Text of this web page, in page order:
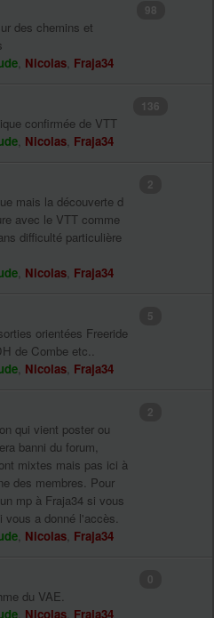
des chemins et
, Nicolas, Fraja34
98
confirmée de VTT
, Nicolas, Fraja34
136
mais la découverte d
avec le VTT comme
difficulté particulière
, Nicolas, Fraja34
2
orientées Freeride
de Combe etc..
, Nicolas, Fraja34
5
qui vient poster ou
banni du forum,
mixtes mais pas ici à
des membres. Pour
mp à Fraja34 si vous
vous a donné l'accès.
, Nicolas, Fraja34
2
du VAE.
, Nicolas, Fraja34
0